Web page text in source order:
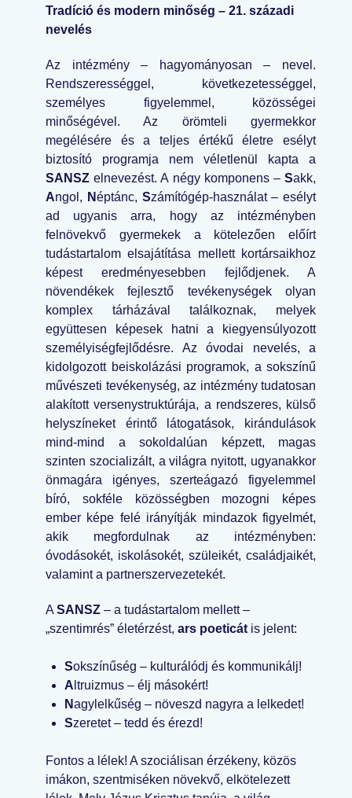
Tradíció és modern minőség – 21. századi
nevelés
Az intézmény – hagyományosan – nevel.
Rendszerességgel, következetességgel,
személyes figyelemmel, közösségei
minőségével. Az örömteli gyermekkor
megélésére és a teljes értékű életre esélyt
biztosító programja nem véletlenül kapta a
SANSZ elnevezést. A négy komponens – Sakk,
Angol, Néptánc, Számítógép-használat – esélyt
ad ugyanis arra, hogy az intézményben
felnövekvő gyermekek a kötelezően előírt
tudástartalom elsajátítása mellett kortársaikhoz
képest eredményesebben fejlődjenek. A
növendékek fejlesztő tevékenységek olyan
komplex tárházával találkoznak, melyek
együttesen képesek hatni a kiegyensúlyozott
személyiségfejlődésre. Az óvodai nevelés, a
kidolgozott beiskolázási programok, a sokszínű
művészeti tevékenység, az intézmény tudatosan
alakított versenystruktúrája, a rendszeres, külső
helyszíneket érintő látogatások, kirándulások
mind-mind a sokoldalúan képzett, magas
szinten szocializált, a világra nyitott, ugyanakkor
önmagára igényes, szerteágazó figyelemmel
bíró, sokféle közösségben mozogni képes
ember képe felé irányítják mindazok figyelmét,
akik megfordulnak az intézményben:
óvodásokét, iskolásokét, szüleikét, családjaikét,
valamint a partnerszervezetekét.
A SANSZ – a tudástartalom mellett –
„szentimrés” életérzést, ars poeticát is jelent:
Sokszínűség – kulturálódj és kommunikálj!
A ltruizmus – élj másokért!
Nagylelkűség – növeszd nagyra a lelkedet!
Szeretet – tedd és érezd!
Fontos a lélek! A szociálisan érzékeny, közös
imákon, szentmiséken növekvő, elkötelezett